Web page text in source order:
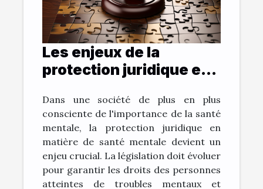
Les enjeux de la
protection juridique en
mentale
Dans une société de plus en plus
consciente de l'importance de la santé
mentale, la protection juridique en
matière de santé mentale devient un
enjeu crucial. La législation doit évoluer
pour garantir les droits des personnes
atteintes de troubles mentaux et